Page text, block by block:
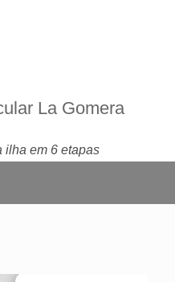
La Gomera
ilha em 6 etapas